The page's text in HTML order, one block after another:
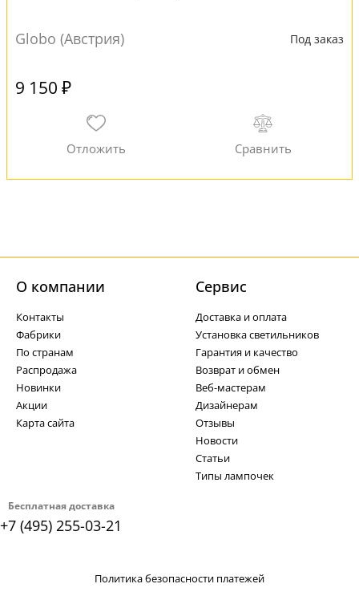
Globo (Австрия) Под заказ
9 150 ₽
Бесплатная доставка
+7 (495) 255-03-21
О компании
Контакты
Фабрики
По странам
Распродажа
Новинки
Акции
Карта сайта
Cервис
Доставка и оплата
Установка светильников
Гарантия и качество
Возврат и обмен
Веб-мастерам
Дизайнерам
Отзывы
Новости
Статьи
Типы лампочек
Политика безопасности платежей